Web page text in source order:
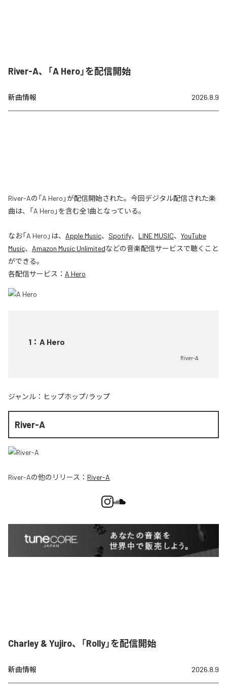
River-A、「A Hero」を配信開始
新曲情報 2026.8.9
River-Aの「A Hero」が配信開始された。今回デジタル配信された楽
曲は、「A Hero」を含む全1曲となっている。
なお「A Hero 」は、 Apple Music、 Spotify、 LINE MUSIC、 YouTube
Music、 Amazon Music Unlimitedなどの音楽配信サービスで聴くこと
ができる。
各配信サービス： A Hero
1 ： A Hero
River-A
ジャンル： ヒップホップ/ラップ
River-A
River-Aの他のリリース： River-A
Charley & Yujiro、「Rolly」を配信開始
新曲情報 2026.8.9